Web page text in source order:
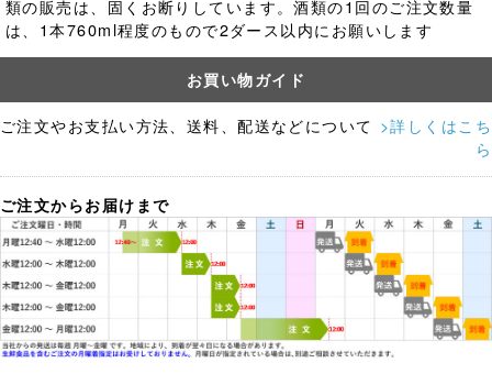
類の販売は、固くお断りしています。酒類の1回のご注文数量
は、1本760ml程度のもので2ダース以内にお願いします
お買い物ガイド
ご注文やお支払い方法、送料、配送などについて >詳しくはこち
ら
ご注文からお届けまで